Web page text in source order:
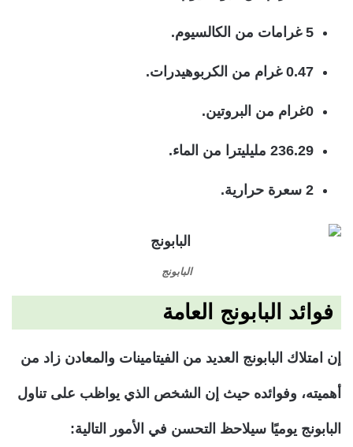
5 غرامات من الكالسيوم.
0.47 غرام من الكربوهيدرات.
0غرام من البروتين.
236.29 مليليترا من الماء.
2 سعرة حرارية.
البابونج
فوائد البابونج العامة
إن امتلاك البابونج العديد من الفيتامينات والمعادن زاد من
أهميته، وفوائده حيث إن الشخص الذي يواظب على تناول
البابونج يوميًا سيلاحظ التحسن في الأمور التالية: